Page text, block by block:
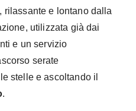
e lontano dalla
utilizzata già dai
e un servizio
serate
stelle e ascoltando il
.